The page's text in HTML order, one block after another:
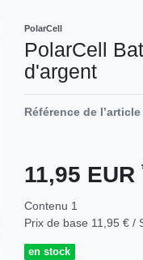
PolarCell
PolarCell
d'argent
Référence de l’article
11,95 EUR
Contenu 1
Prix de base 11,95 € /
en stock